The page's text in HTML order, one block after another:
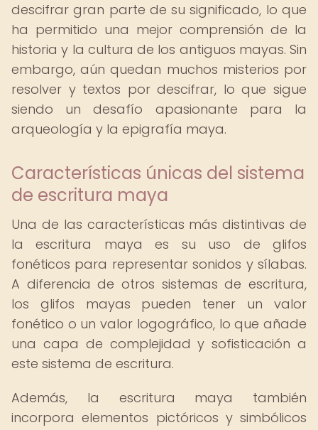
descifrar gran parte de su significado, lo que
ha permitido una mejor comprensión de la
historia y la cultura de los antiguos mayas. Sin
embargo, aún quedan muchos misterios por
resolver y textos por descifrar, lo que sigue
siendo un desafío apasionante para la
arqueología y la epigrafía maya.
Características únicas del sistema
de escritura maya
Una de las características más distintivas de
la escritura maya es su uso de glifos
fonéticos para representar sonidos y sílabas.
A diferencia de otros sistemas de escritura,
los glifos mayas pueden tener un valor
fonético o un valor logográfico, lo que añade
una capa de complejidad y sofisticación a
este sistema de escritura.
Además, la escritura maya también
incorpora elementos pictóricos y simbólicos